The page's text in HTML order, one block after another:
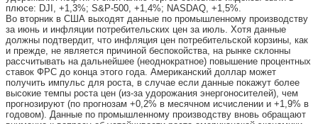
плюсе: DJI, +1,3%; S&P-500, +1,4%; NASDAQ, +1,5%.
Во вторник в США выходят данные по промышленному производству
за июнь и инфляции потребительских цен за июль. Хотя данные
должны подтвердит, что инфляция цен потребительской корзины, как
и прежде, не является причиной беспокойства, на рынке склонны
рассчитывать на дальнейшее (неоднократное) повышение процентных
ставок ФРС до конца этого года. Американский доллар может
получить импульс для роста, в случае если данные покажут более
высокие темпы роста цен (из-за удорожания энергоносителей), чем
прогнозируют (по прогнозам +0,2% в месячном исчислении и +1,9% в
годовом). Данные по промышленному производству вновь обращают